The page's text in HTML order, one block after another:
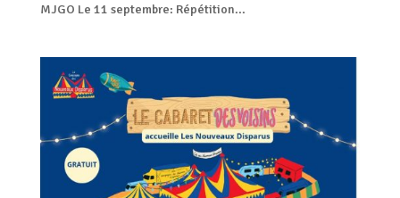
MJGO Le 11 septembre: Répétition...